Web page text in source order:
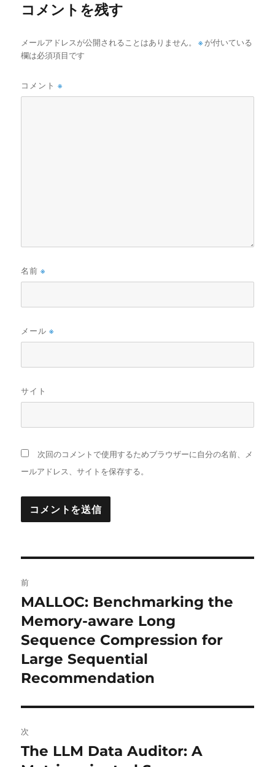
コメントを残す
メールアドレスが公開されることはありません。 ※ が付いている
欄は必須項目です
コメント※
名前※
メール※
サイト
次回のコメントで使用するためブラウザーに自分の名前、メ
ールアドレス、サイトを保存する。
稿
ナ
ビ
ゲ
シ
ョ
前
前
の
投
稿:
MALLOC: Benchmarking the
Memory-aware Long
Sequence Compression for
Large Sequential
Recommendation
次
次
The LLM Data Auditor: A